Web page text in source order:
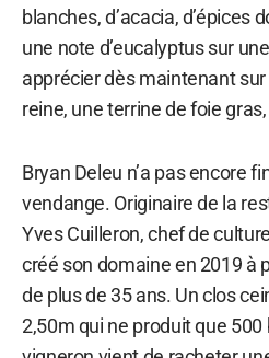
blanches, d’acacia, d’épices
une note d’eucalyptus sur
apprécier dès maintenant
reine, une terrine de foie
Bryan Deleu n’a pas encore
vendange. Originaire de la
Yves Cuilleron, chef de
créé son domaine en 2019 à
de plus de 35 ans. Un clos
2,50m qui ne produit que